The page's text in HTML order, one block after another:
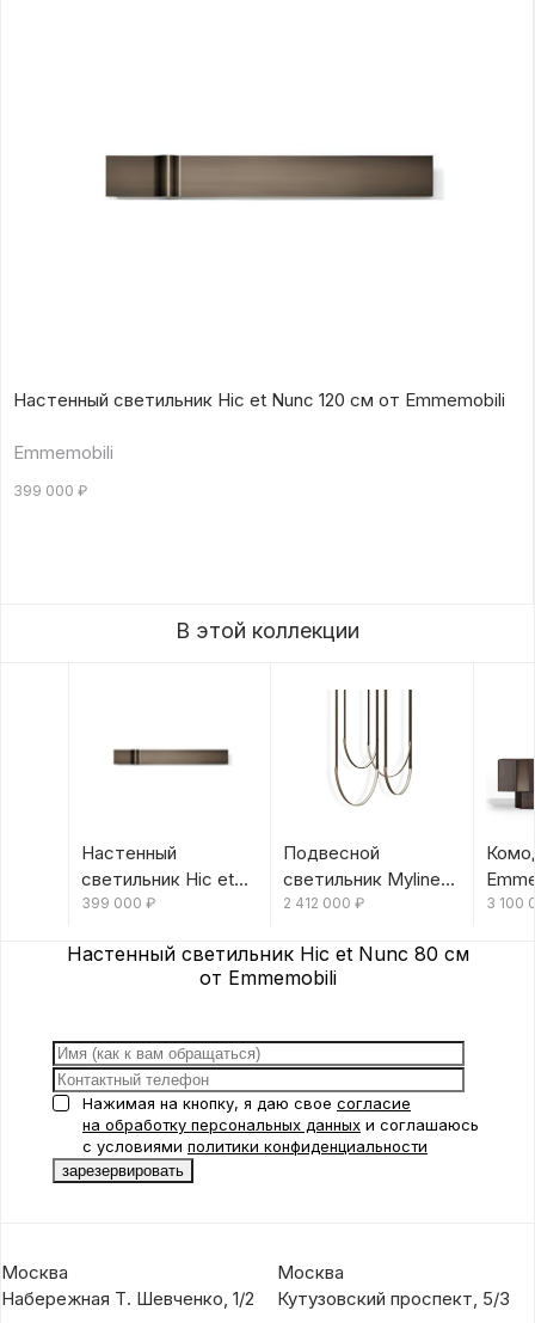
Настенный светильник Hic et Nunc 120 см от Emmemobili
Emmemobili
399 000 ₽
В этой коллекции
Настенный
светильник Hic et
Nunc 120 см от
399 000 ₽
Подвесной
светильник Myline
от Emmemobili
2 412 000 ₽ 3 100
Настенный светильник Hic et Nunc 80 см
от Emmemobili
Нажимая на кнопку, я даю свое согласие
на обработку персональных данных и соглашаюсь
с условиями политики конфиденциальности
Москва
Набережная Т. Шевченко, 1/2
Москва
Кутузовский проспект, 5/3